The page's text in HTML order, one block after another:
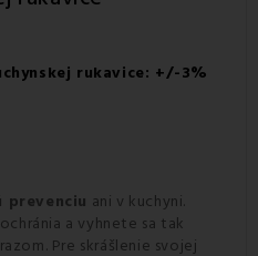
rukavice: +/-3%
prevenciu ani v kuchyni.
a vyhnete sa tak
Pre skrášlenie svojej